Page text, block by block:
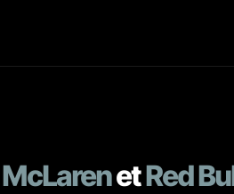
McLarenetRed